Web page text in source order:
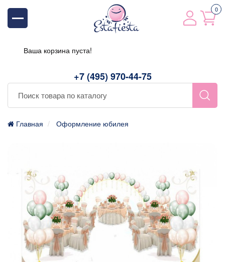
+7 (495) 970-44-75
0
Ваша корзина пуста!
Главная Оформление юбилея